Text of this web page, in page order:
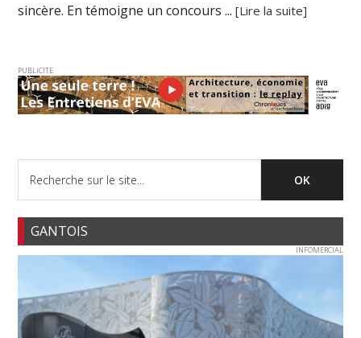
sincère. En témoigne un concours ...[Lire la suite]
PUBLICITE
GANTOIS
INFOMERCIAL